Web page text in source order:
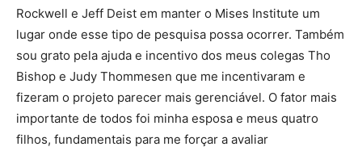
Rockwell e Jeff Deist em manter o Mises Institute um
lugar onde esse tipo de pesquisa possa ocorrer. Também
sou grato pela ajuda e incentivo dos meus colegas Tho
Bishop e Judy Thommesen que me incentivaram e
fizeram o projeto parecer mais gerenciável. O fator mais
importante de todos foi minha esposa e meus quatro
filhos, fundamentais para me forçar a avaliar